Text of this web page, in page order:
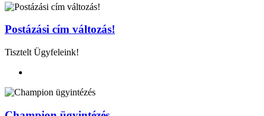
Postázási cím változás!
Tisztelt Ügyfeleink!